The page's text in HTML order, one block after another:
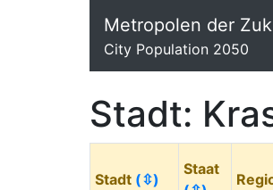
Metropolen der
City Population 2050
Stadt:
Stadt (⇳)
Staat